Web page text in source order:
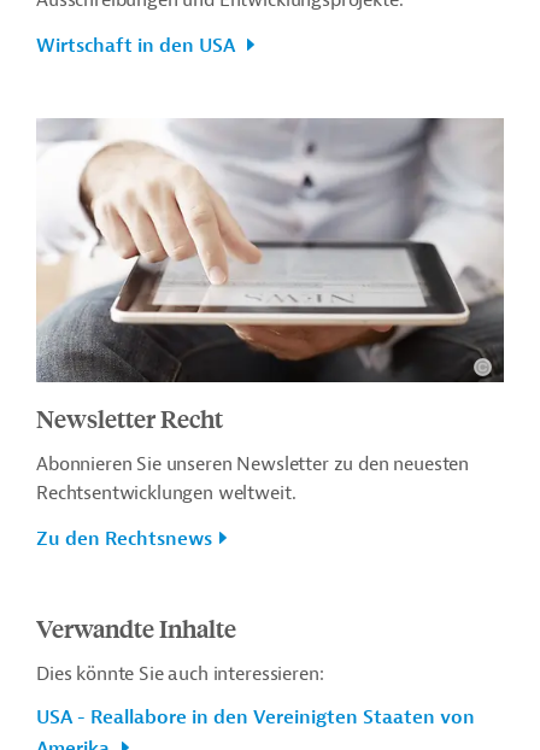
Wirtschaft in den USA
Newsletter Recht
Abonnieren Sie unseren Newsletter zu den neuesten
Rechtsentwicklungen weltweit.
Zu den Rechtsnews
Verwandte Inhalte
Dies könnte Sie auch interessieren:
USA - Reallabore in den Vereinigten Staaten von